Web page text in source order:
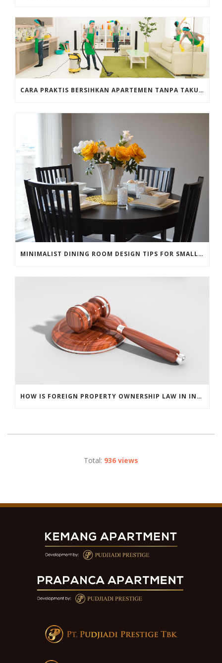
CARA PRAKTIS BERSIHKAN APARTEMEN TANPA TAKUT DEBU BETERBANGAN
MINIMALIST DINING ROOM DESIGN TIPS FOR SMALL APARTMENTS
HOW IS FOREIGN PROPERTY OWNERSHIP LAW IN INDONESIA?
Total: 936 views